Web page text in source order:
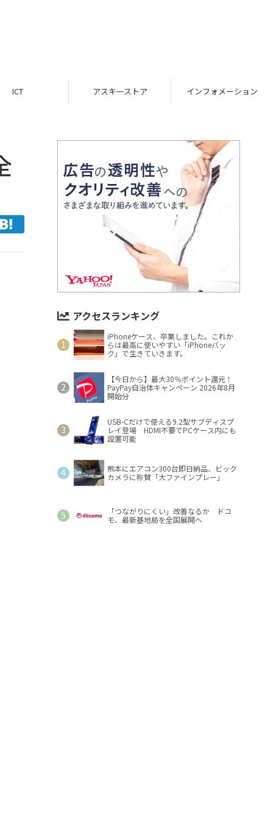
ICT アスキーストア インフォメーション
アクセスランキング
iPhoneケース、卒業しました。これか
らは最高に使いやすい「iPhoneバッ
ク」で生きていきます。
【今日から】最大30％ポイント還元！
PayPay自治体キャンペーン 2026年8月
開始分
USB-Cだけで使える9.2型サブディスプ
レイ登場 HDMI不要でPCケース内にも
設置可能
熊本にエアコン300台即日納品、ビック
カメラに称賛「大ファインプレー」
「つながりにくい」改善なるか ドコ
モ、最新基地局を全国展開へ